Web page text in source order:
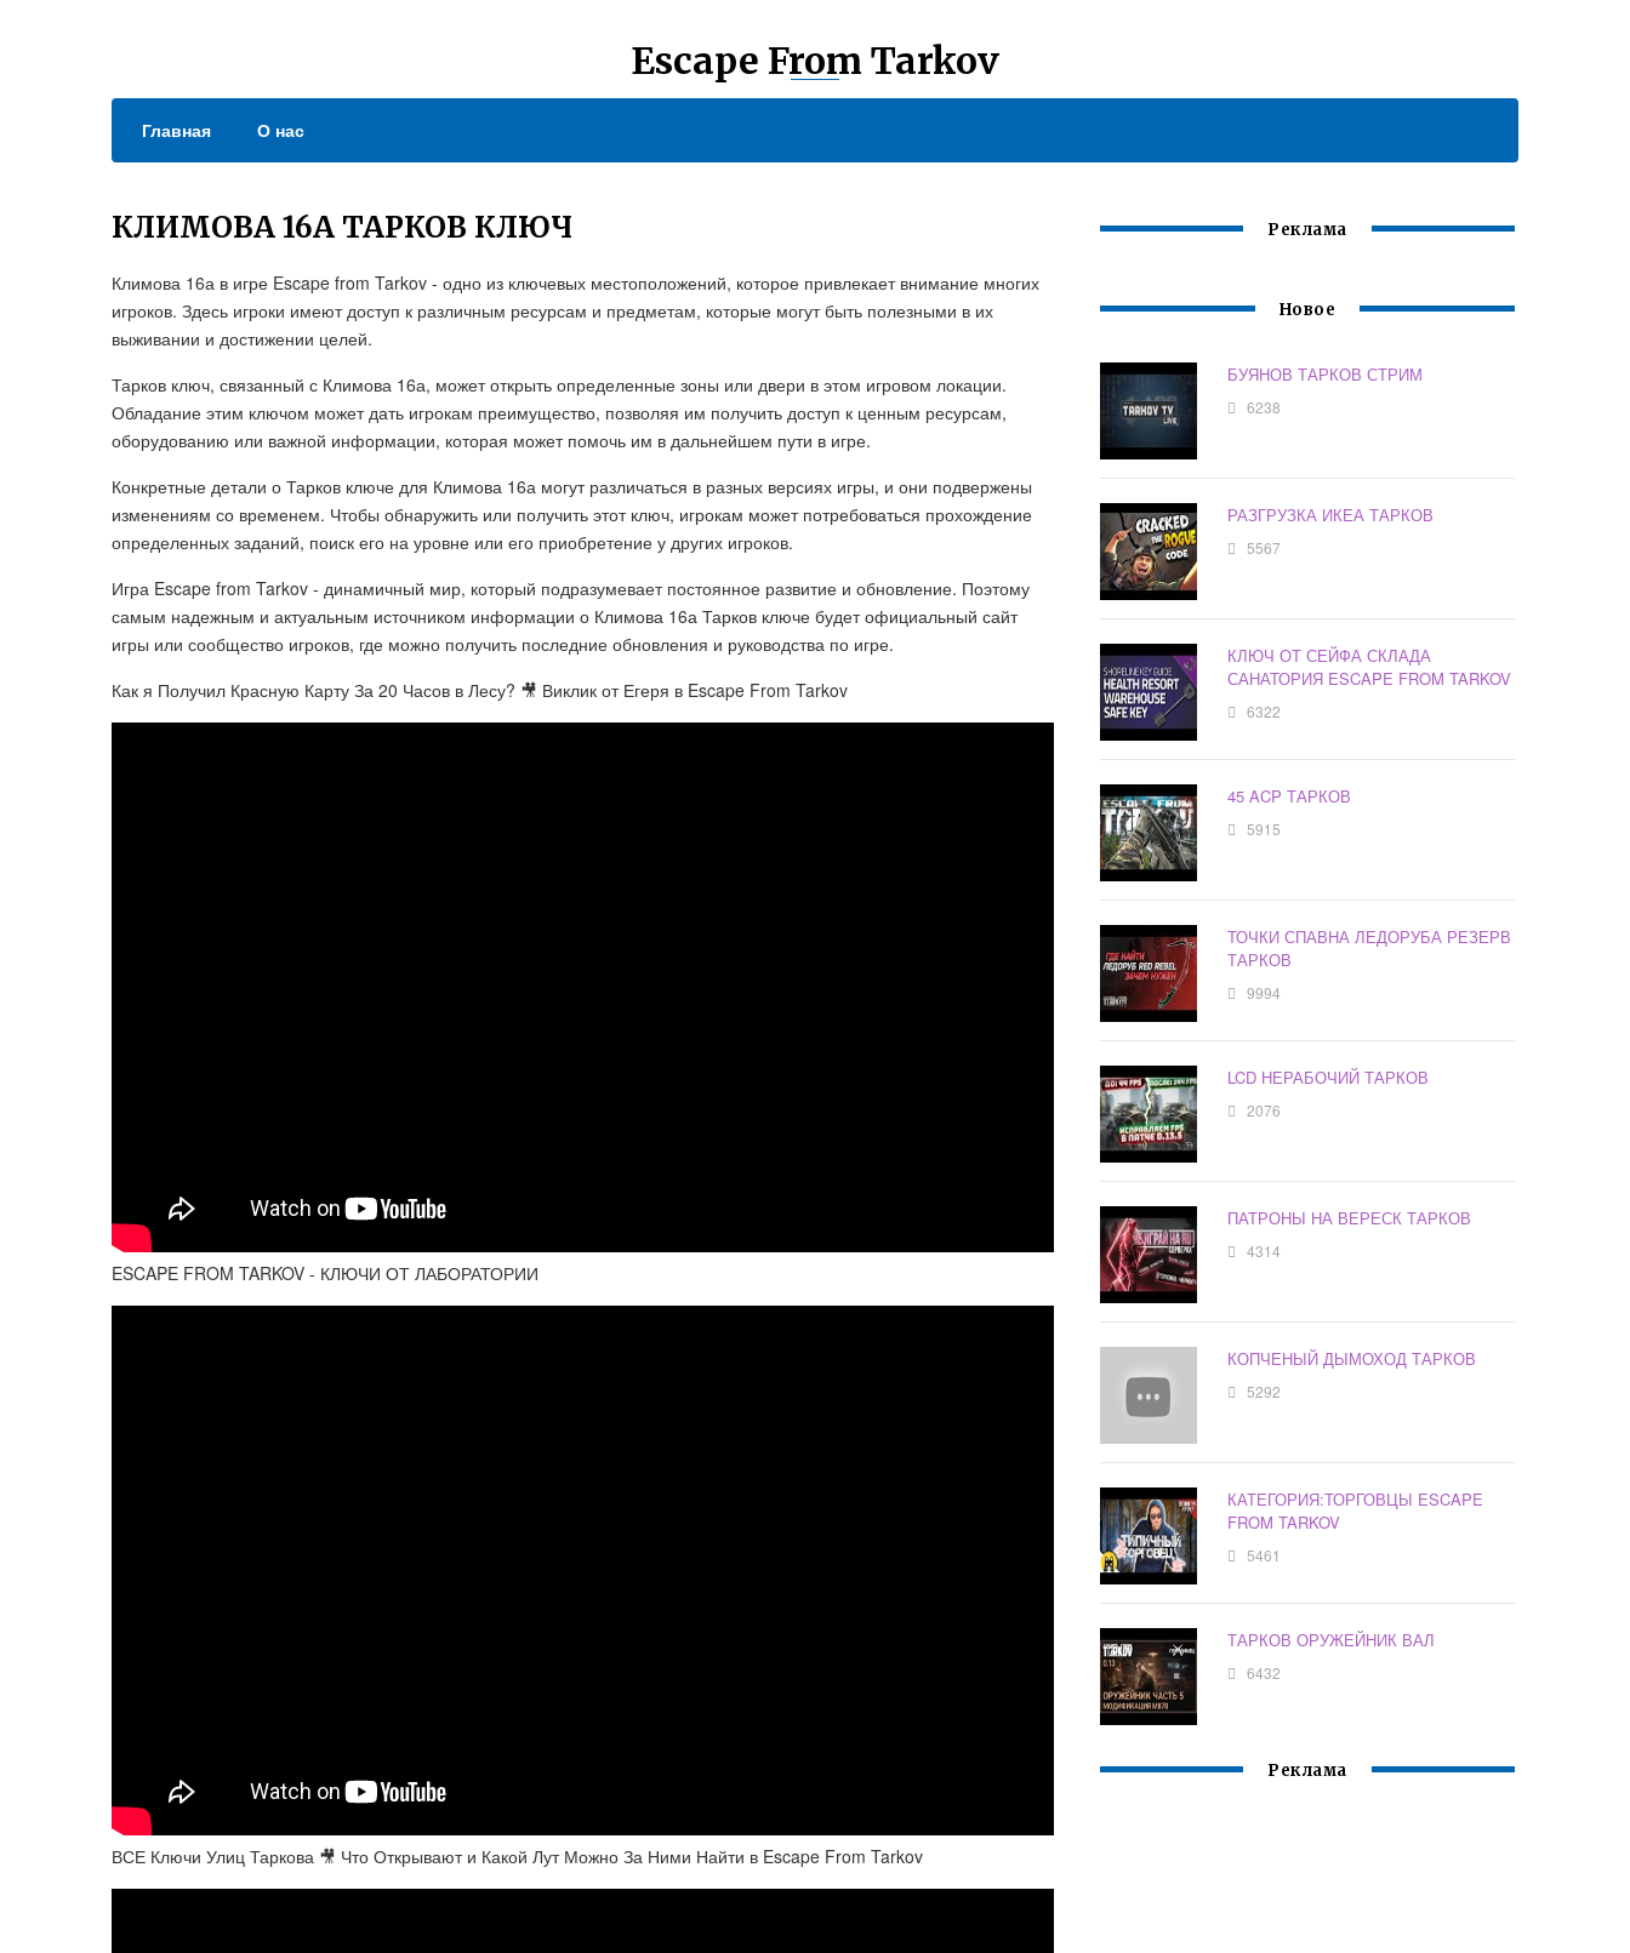
Escape From Tarkov
Главная О нас
КЛИМОВА 16А ТАРКОВ КЛЮЧ
Климова 16а в игре Escape from Tarkov - одно из ключевых местоположений, которое привлекает внимание многих
игроков. Здесь игроки имеют доступ к различным ресурсам и предметам, которые могут быть полезными в их
выживании и достижении целей.
Тарков ключ, связанный с Климова 16а, может открыть определенные зоны или двери в этом игровом локации.
Обладание этим ключом может дать игрокам преимущество, позволяя им получить доступ к ценным ресурсам,
оборудованию или важной информации, которая может помочь им в дальнейшем пути в игре.
Конкретные детали о Тарков ключе для Климова 16а могут различаться в разных версиях игры, и они подвержены
изменениям со временем. Чтобы обнаружить или получить этот ключ, игрокам может потребоваться прохождение
определенных заданий, поиск его на уровне или его приобретение у других игроков.
Игра Escape from Tarkov - динамичный мир, который подразумевает постоянное развитие и обновление. Поэтому
самым надежным и актуальным источником информации о Климова 16а Тарков ключе будет официальный сайт
игры или сообщество игроков, где можно получить последние обновления и руководства по игре.
Как я Получил Красную Карту За 20 Часов в Лесу? 🎥 Виклик от Егеря в Escape From Tarkov
ESCAPE FROM TARKOV - КЛЮЧИ ОТ ЛАБОРАТОРИИ
ВСЕ Ключи Улиц Таркова 🎥 Что Открывают и Какой Лут Можно За Ними Найти в Escape From Tarkov
Реклама
Новое
БУЯНОВ ТАРКОВ СТРИМ
6238
РАЗГРУЗКА ИКЕА ТАРКОВ
5567
КЛЮЧ ОТ СЕЙФА СКЛАДА
САНАТОРИЯ ESCAPE FROM TARKOV
6322
45 ACP ТАРКОВ
5915
ТОЧКИ СПАВНА ЛЕДОРУБА РЕЗЕРВ
ТАРКОВ
9994
LCD НЕРАБОЧИЙ ТАРКОВ
2076
ПАТРОНЫ НА ВЕРЕСК ТАРКОВ
4314
КОПЧЕНЫЙ ДЫМОХОД ТАРКОВ
5292
КАТЕГОРИЯ:ТОРГОВЦЫ ESCAPE
FROM TARKOV
5461
ТАРКОВ ОРУЖЕЙНИК ВАЛ
6432
Реклама